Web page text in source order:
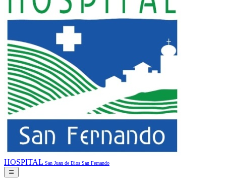
HOSPITAL San Juan de Dios San Fernando